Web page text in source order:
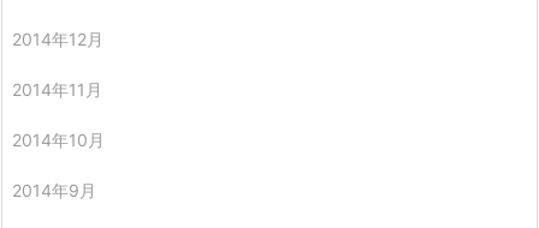
2014年12月
2014年11月
2014年10月
2014年9月